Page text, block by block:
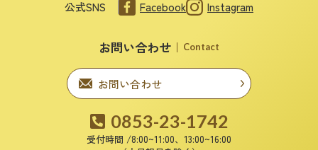
公式SNS Facebook Instagram
お問い合わせ Contact
お問い合わせ
0853-23-1742
受付時間 /8:00~11:00、13:00~16:00